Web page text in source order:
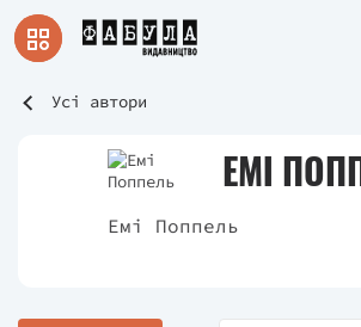
Усі автори
ЕМІ
Емі Поппель